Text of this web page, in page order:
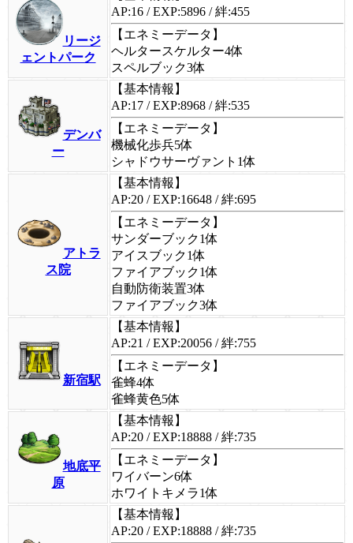
リージ
ェントパーク
AP:16 / EXP:5896 / 絆:455
【エネミーデータ】
ヘルタースケルター4体
スペルブック3体
デンバ
ー
【基本情報】
AP:17 / EXP:8968 / 絆:535
【エネミーデータ】
機械化歩兵5体
シャドウサーヴァント1体
アトラ
ス院
【基本情報】
AP:20 / EXP:16648 / 絆:695
【エネミーデータ】
サンダーブック1体
アイスブック1体
ファイアブック1体
自動防衛装置3体
ファイアブック3体
新宿駅
【基本情報】
AP:21 / EXP:20056 / 絆:755
【エネミーデータ】
雀蜂4体
雀蜂黄色5体
地底平
原
【基本情報】
AP:20 / EXP:18888 / 絆:735
【エネミーデータ】
ワイバーン6体
ホワイトキメラ1体
【基本情報】
AP:20 / EXP:18888 / 絆:735